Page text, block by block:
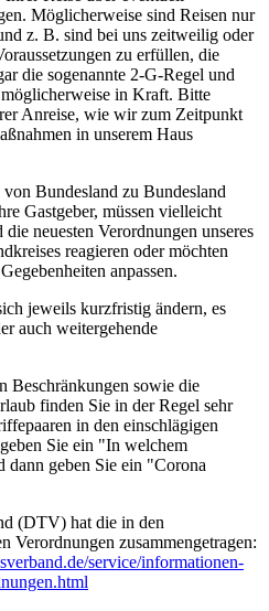
Möglicherweise sind Reisen nur
z. B. sind bei uns zeitweilig oder
zu erfüllen, die
die sogenannte 2-G-Regel und
in Kraft. Bitte
Anreise, wie wir zum Zeitpunkt
in unserem Haus
Bundesland zu Bundesland
Gastgeber, müssen vielleicht
neuesten Verordnungen unseres
reagieren oder möchten
anpassen.
jeweils kurzfristig ändern, es
auch weitergehende
Beschränkungen sowie die
finden Sie in der Regel sehr
in den einschlägigen
Sie ein "In welchem
dann geben Sie ein "Corona
(DTV) hat die in den
Verordnungen zusammengetragen:
­service/­informationen-